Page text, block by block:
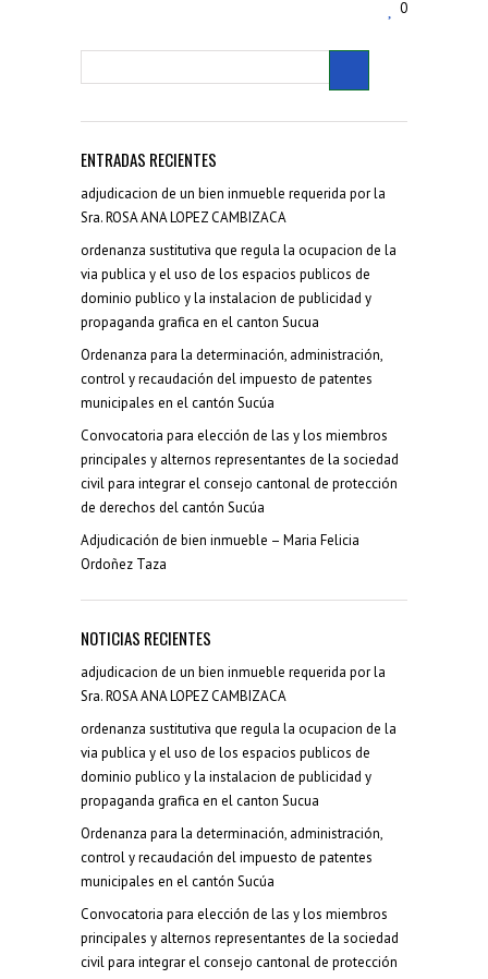
0
ENTRADAS RECIENTES
adjudicacion de un bien inmueble requerida por la
Sra. ROSA ANA LOPEZ CAMBIZACA
ordenanza sustitutiva que regula la ocupacion de la
via publica y el uso de los espacios publicos de
dominio publico y la instalacion de publicidad y
propaganda grafica en el canton Sucua
Ordenanza para la determinación, administración,
control y recaudación del impuesto de patentes
municipales en el cantón Sucúa
Convocatoria para elección de las y los miembros
principales y alternos representantes de la sociedad
civil para integrar el consejo cantonal de protección
de derechos del cantón Sucúa
Adjudicación de bien inmueble – Maria Felicia
Ordoñez Taza
NOTICIAS RECIENTES
adjudicacion de un bien inmueble requerida por la
Sra. ROSA ANA LOPEZ CAMBIZACA
ordenanza sustitutiva que regula la ocupacion de la
via publica y el uso de los espacios publicos de
dominio publico y la instalacion de publicidad y
propaganda grafica en el canton Sucua
Ordenanza para la determinación, administración,
control y recaudación del impuesto de patentes
municipales en el cantón Sucúa
Convocatoria para elección de las y los miembros
principales y alternos representantes de la sociedad
civil para integrar el consejo cantonal de protección